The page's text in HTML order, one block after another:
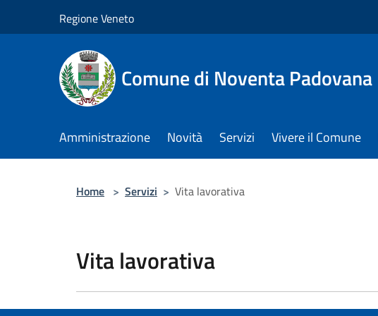
Regione Veneto
Comune di Noventa Padovana
Amministrazione Novità Servizi Vivere il Comune
Home > Servizi > Vita lavorativa
Vita lavorativa